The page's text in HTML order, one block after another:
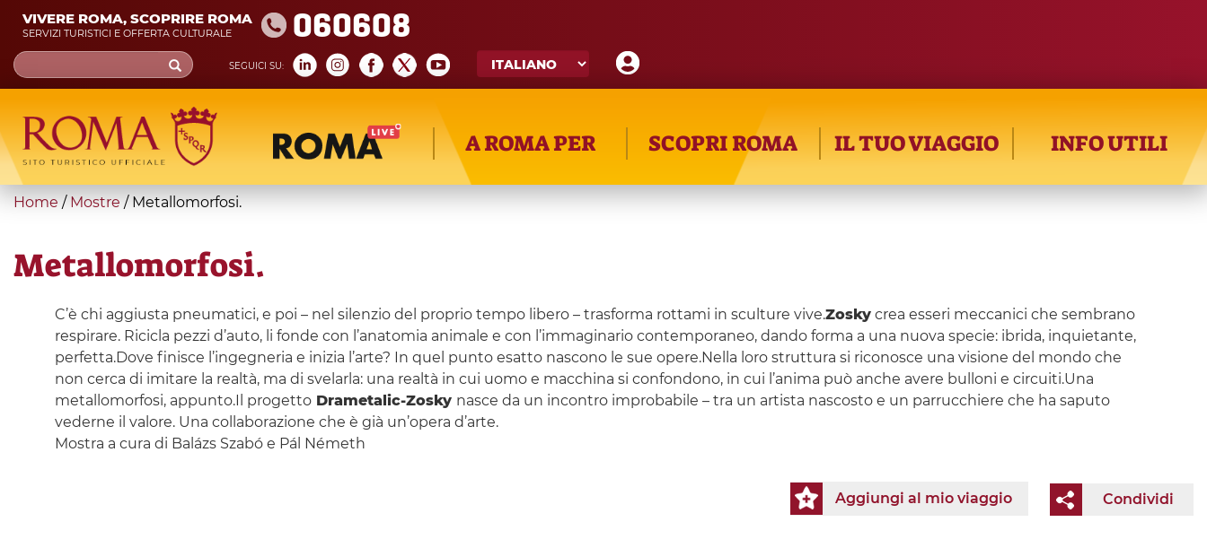
Skip
main
content
VIVERE ROMA, SCOPRIRE ROMA
SERVIZI TURISTICI E OFFERTA CULTURALE 060608
SEGUICI SU:
Search
form
Cerca
A ROMA PER SCOPRI ROMA IL TUO VIAGGIO INFO UTILI
You
here
Home / Mostre / Metallomorfosi.
Metallomorfosi.
C’è chi aggiusta pneumatici, e poi – nel silenzio del proprio tempo libero – trasforma rottami in sculture vive.Zoskycrea esseri meccanici che sembrano
respirare. Ricicla pezzi d’auto, li fonde con l’anatomia animale e con l’immaginario contemporaneo, dando forma a una nuova specie: ibrida, inquietante,
perfetta.Dove finisce l’ingegneria e inizia l’arte? In quel punto esatto nascono le sue opere.Nella loro struttura si riconosce una visione del mondo che
non cerca di imitare la realtà, ma di svelarla: una realtà in cui uomo e macchina si confondono, in cui l’anima può anche avere bulloni e circuiti.Una
metallomorfosi, appunto.Il progettoDrametalic-Zosky nasce da un incontro improbabile – tra un artista nascosto e un parrucchiere che ha saputo
vederne il valore. Una collaborazione che è già un’opera d’arte.
Mostra a cura di Balázs Szabó e Pál Németh
Condividi
Aggiungi al mio viaggio